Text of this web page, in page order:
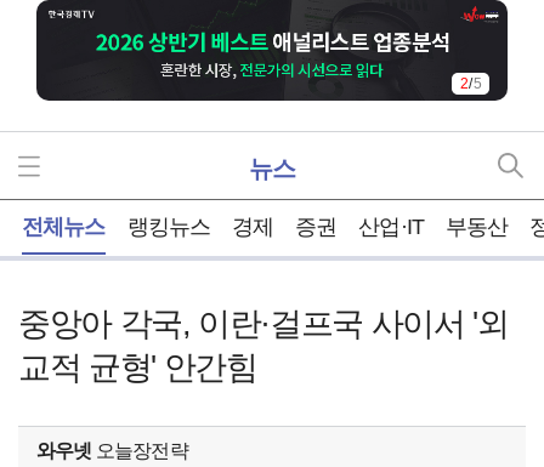
2/5
뉴스
전체뉴스 랭킹뉴스 경제 증권 산업·IT 부동산
중앙아 각국, 이란·걸프국 사이서 '외
교적 균형' 안간힘
와우넷 오늘장전략